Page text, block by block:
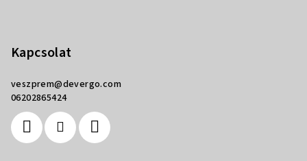
Kapcsolat
veszprem@devergo.com
06202865424